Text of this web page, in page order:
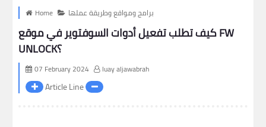
Home برامج ومواقع وطريقة عملها
كيف تطلب تفعيل أدوات السوفتوير في موقع FW
UNLOCK؟
07 February 2024 luay aljawabrah
Article Line